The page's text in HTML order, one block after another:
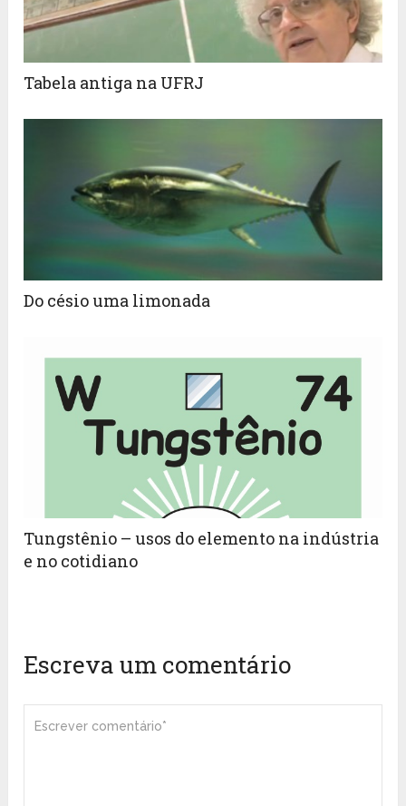
Tabela antiga na UFRJ
Do césio uma limonada
Tungstênio – usos do elemento na indústria
e no cotidiano
Escreva um comentário